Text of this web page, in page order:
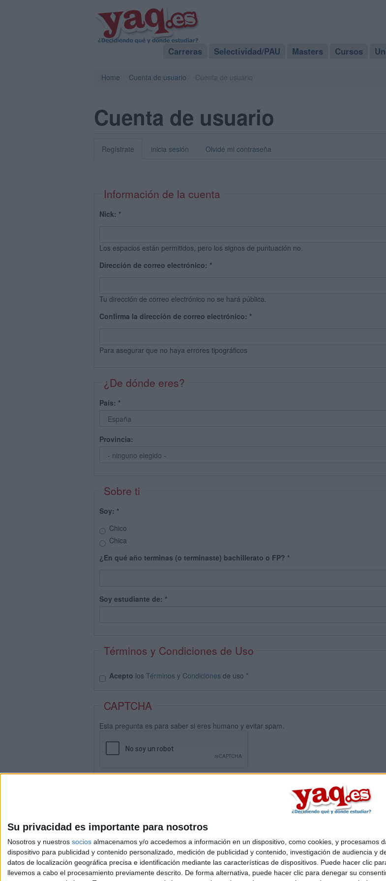
Su privacidad es importante para nosotros
Nosotros y nuestros socios almacenamos y/o accedemos a información en un dispositivo, como cookies, y
dispositivo para publicidad y contenido personalizado, medición de publicidad y contenido, investigación de audiencia y
datos de localización geográfica precisa e identificación mediante las características de dispositivos. Puede hacer clic
llevemos a cabo el procesamiento previamente descrito. De forma alternativa, puede hacer clic para denegar su
Carreras Selectividad/PAU Masters Cursos
Home Cuenta de usuario
Cuenta de usuario
Regístrate inicia sesión Olvidé mi contraseña
Información de la cuenta
Nick: *
Los espacios están permitidos, pero los signos de puntuación no.
Dirección de correo electrónico: *
Tu dirección de correo electrónico no se hará pública.
Confirma la dirección de correo electrónico: *
Para asegurar que no haya errores tipográficos
¿De dónde eres?
País: *
Provincia:
Sobre ti
Soy: *
Chico
Chica
¿En qué año terminas (o terminaste) bachillerato o FP? *
Soy estudiante de: *
Términos y Condiciones de Uso
Acepto los Términos y Condiciones de uso *
CAPTCHA
Esta pregunta es para saber si eres humano y evitar spam.
Quiénes somos |Contactar|
Aviso legal|Politica de privacidad|Condiciones